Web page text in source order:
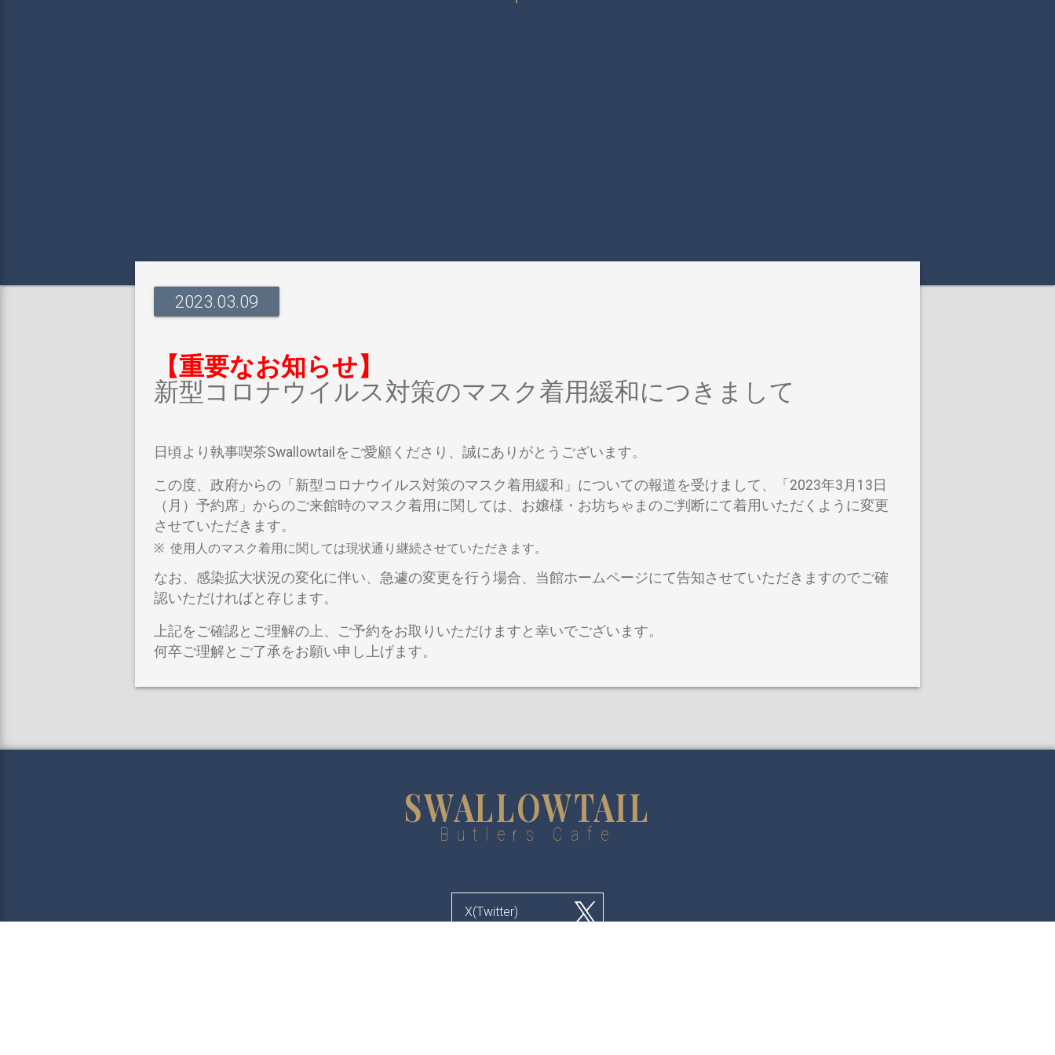
2023.03.09
【重要なお知らせ】
新型コロナウイルス対策のマスク着用緩和につきまして
日頃より執事喫茶Swallowtailをご愛顧くださり、誠にありがとうございます。
この度、政府からの「新型コロナウイルス対策のマスク着用緩和」についての報道を受けまして、「2023年3月13日
（月）予約席」からのご来館時のマスク着用に関しては、お嬢様・お坊ちゃまのご判断にて着用いただくように変更
させていただきます。
使用人のマスク着用に関しては現状通り継続させていただきます。
なお、感染拡大状況の変化に伴い、急遽の変更を行う場合、当館ホームページにて告知させていただきますのでご確
認いただければと存じます。
上記をご確認とご理解の上、ご予約をお取りいただけますと幸いでございます。
何卒ご理解とご了承をお願い申し上げます。
SWALLOWTAIL
Butlers Cafe
X(Twitter)